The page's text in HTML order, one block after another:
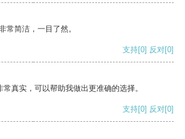
常简洁，一目了然。
支持[0] 反对[0]
真实，可以帮助我做出更准确的选择。
支持[0] 反对[0]